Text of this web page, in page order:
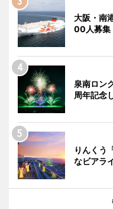
大阪・南
00人募集
泉南ロン
周年記念
りんくう
なビアラ